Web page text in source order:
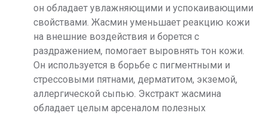
он обладает увлажняющими и успокаивающими
свойствами. Жасмин уменьшает реакцию кожи
на внешние воздействия и борется с
раздражением, помогает выровнять тон кожи.
Он используется в борьбе с пигментными и
стрессовыми пятнами, дерматитом, экземой,
аллергической сыпью. Экстракт жасмина
обладает целым арсеналом полезных